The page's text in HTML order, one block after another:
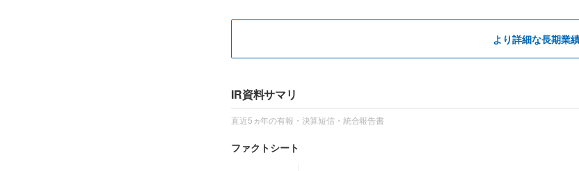
より詳細な長期業
IR資料サマリ
直近5ヵ年の有報・決算短信・統合報告書
ファクトシート